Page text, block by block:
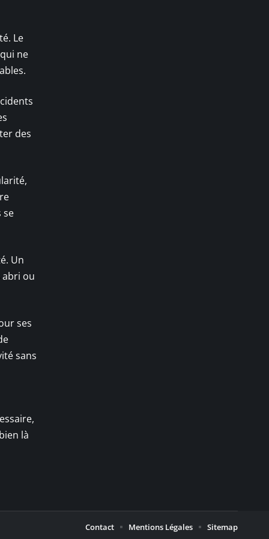
Le
ne
des
se
Un
abri ou
ses
sans
là
Contact Mentions Légales Sitemap